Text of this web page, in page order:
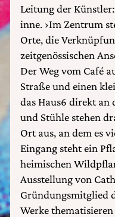
Leitung der
inne. ›Im Zentrum
Orte, die
zeitgenössischen
Der Weg vom Café
Straße und einen
das Haus6 direkt an
und Stühle stehen
Ort aus, an dem es
Eingang steht ein
heimischen
Ausstellung von
Gründungsmitglied
Werke